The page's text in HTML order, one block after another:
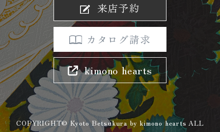
来店予約
カタログ請求
kimono hearts
COPYRIGHT© Kyoto Betsukura by kimono hearts ALL